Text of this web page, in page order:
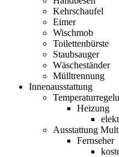
Kehrschaufel
Eimer
Wischmob
Toilettenbürste
Staubsauger
Wäscheständer
Mülltrennung
Innenausstattung
Heizung
Ausstattung
Fernseher